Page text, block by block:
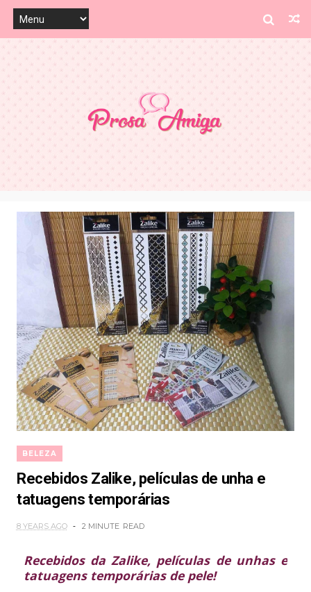
BELEZA
Recebidos Zalike, películas de unha e
tatuagens temporárias
8 YEARS AGO 2 MINUTE READ
Recebidos da Zalike, películas de unhas e
tatuagens temporárias de pele!